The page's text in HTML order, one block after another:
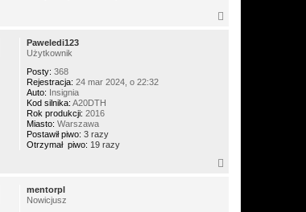
Paweledi123
Użytkownik
Posty: 368
Rejestracja: 24 mar 2024, o 22:32
Auto: Insignia
Kod silnika: A20DTH
Rok produkcji: 2016
Miasto: Warszawa
Postawił piwo: 3 razy
Otrzymał piwo: 19 razy
mentorpl
Nowicjusz